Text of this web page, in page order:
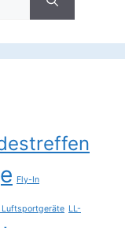
Fly-In
Luftsportgeräte LL-